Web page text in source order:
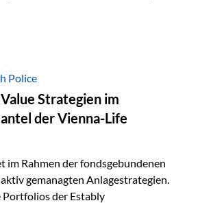
eine saubere Struktur, breite
anderem die praxisnahen
Klaus Rost, der seit vielen Jahren
und…
Police
Strategien im
der Vienna-Life
im Rahmen der fondsgebundenen
gemanagten Anlagestrategien.
Portfolios der Estably